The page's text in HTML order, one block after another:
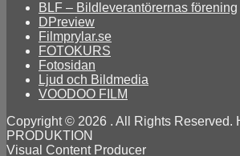
BLF – Bildleverantörernas förening
DPreview
Filmprylar.se
FOTOKURS
Fotosidan
Ljud och Bildmedia
VOODOO FILM
Copyright © 2026 . All Rights Reserved.
PRODUKTION
Visual Content Producer